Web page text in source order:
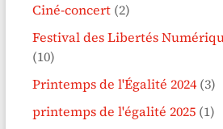
Ciné-concert(2)
Festival des Libertés
(10)
Printemps de l'Égalité 2024(3)
printemps de l'égalité 2025(1)